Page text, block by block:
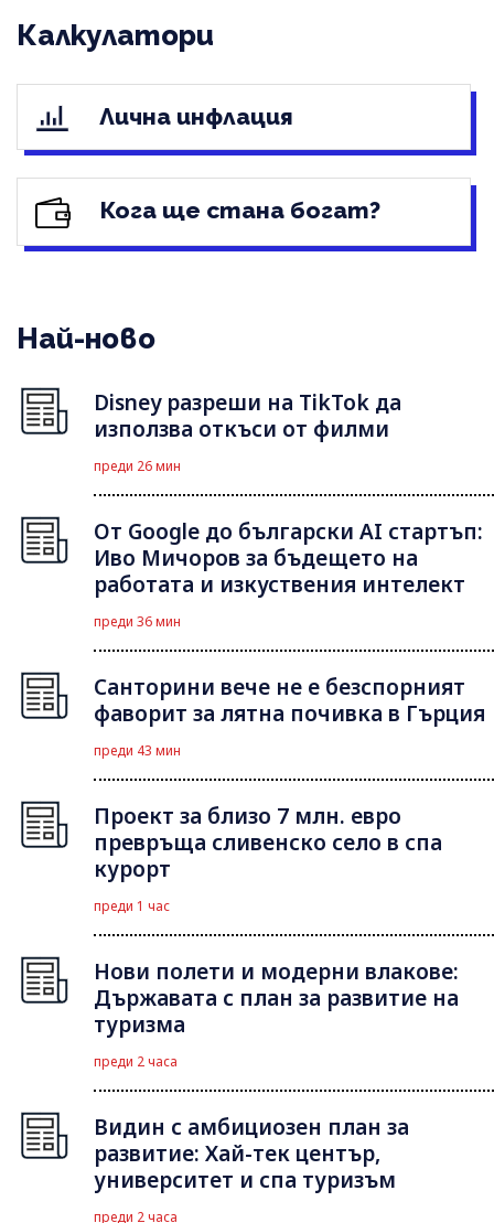
Калкулатори
Лична инфлация
Кога ще стана богат?
Най-ново
Disney разреши на TikTok да
използва откъси от филми
преди 26 мин
От Google до български AI стартъп:
Иво Мичоров за бъдещето на
работата и изкуствения интелект
преди 36 мин
Санторини вече не е безспорният
фаворит за лятна почивка в Гърция
преди 43 мин
Проект за близо 7 млн. евро
превръща сливенско село в спа
курорт
преди 1 час
Нови полети и модерни влакове:
Държавата с план за развитие на
туризма
преди 2 часа
Видин с амбициозен план за
развитие: Хай-тек център,
университет и спа туризъм
преди 2 часа